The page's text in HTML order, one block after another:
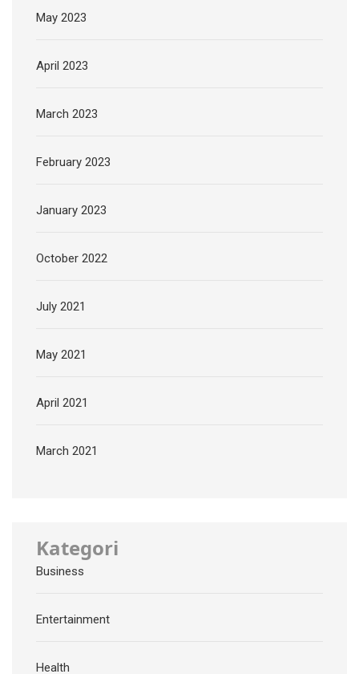
May 2023
April 2023
March 2023
February 2023
January 2023
October 2022
July 2021
May 2021
April 2021
March 2021
Kategori
Business
Entertainment
Health